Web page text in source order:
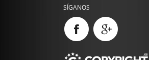
SÍGANOS